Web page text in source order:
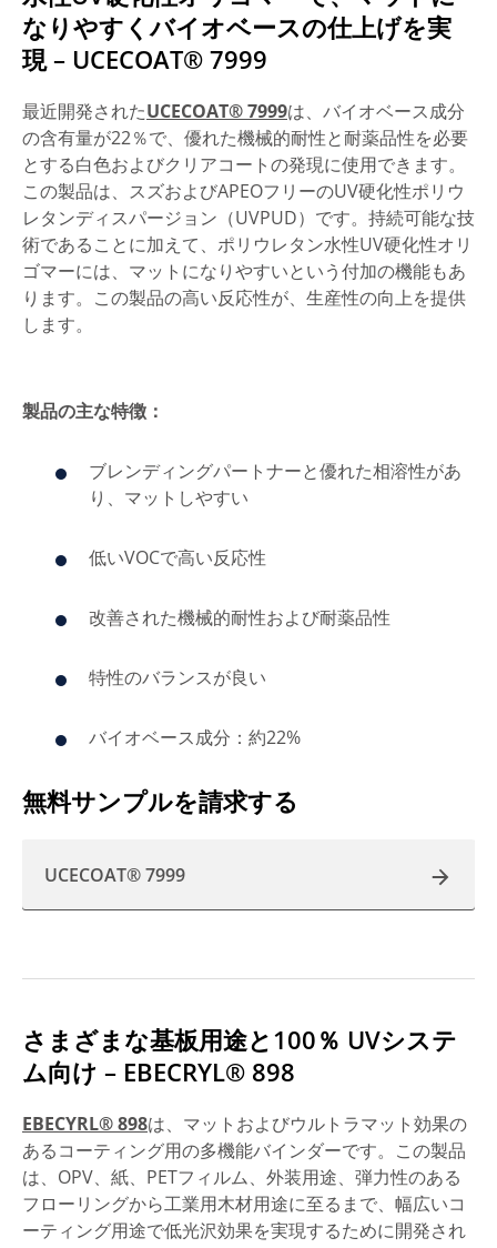
なりやすくバイオベースの仕上げを実
現 – UCECOAT® 7999
最近開発されたUCECOAT® 7999は、バイオベース成分
の含有量が22％で、優れた機械的耐性と耐薬品性を必要
とする白色およびクリアコートの発現に使用できます。
この製品は、スズおよびAPEOフリーのUV硬化性ポリウ
レタンディスパージョン（UVPUD）です。持続可能な技
術であることに加えて、ポリウレタン水性UV硬化性オリ
ゴマーには、マットになりやすいという付加の機能もあ
ります。この製品の高い反応性が、生産性の向上を提供
します。
製品の主な特徴：
ブレンディングパートナーと優れた相溶性があ
り、マットしやすい
低いVOCで高い反応性
改善された機械的耐性および耐薬品性
特性のバランスが良い
バイオベース成分：約22%
無料サンプルを請求する
UCECOAT® 7999
さまざまな基板用途と100％ UVシステ
ム向け – EBECRYL® 898
EBECYRL® 898は、マットおよびウルトラマット効果の
あるコーティング用の多機能バインダーです。この製品
は、OPV、紙、PETフィルム、外装用途、弾力性のある
フローリングから工業用木材用途に至るまで、幅広いコ
ーティング用途で低光沢効果を実現するために開発され